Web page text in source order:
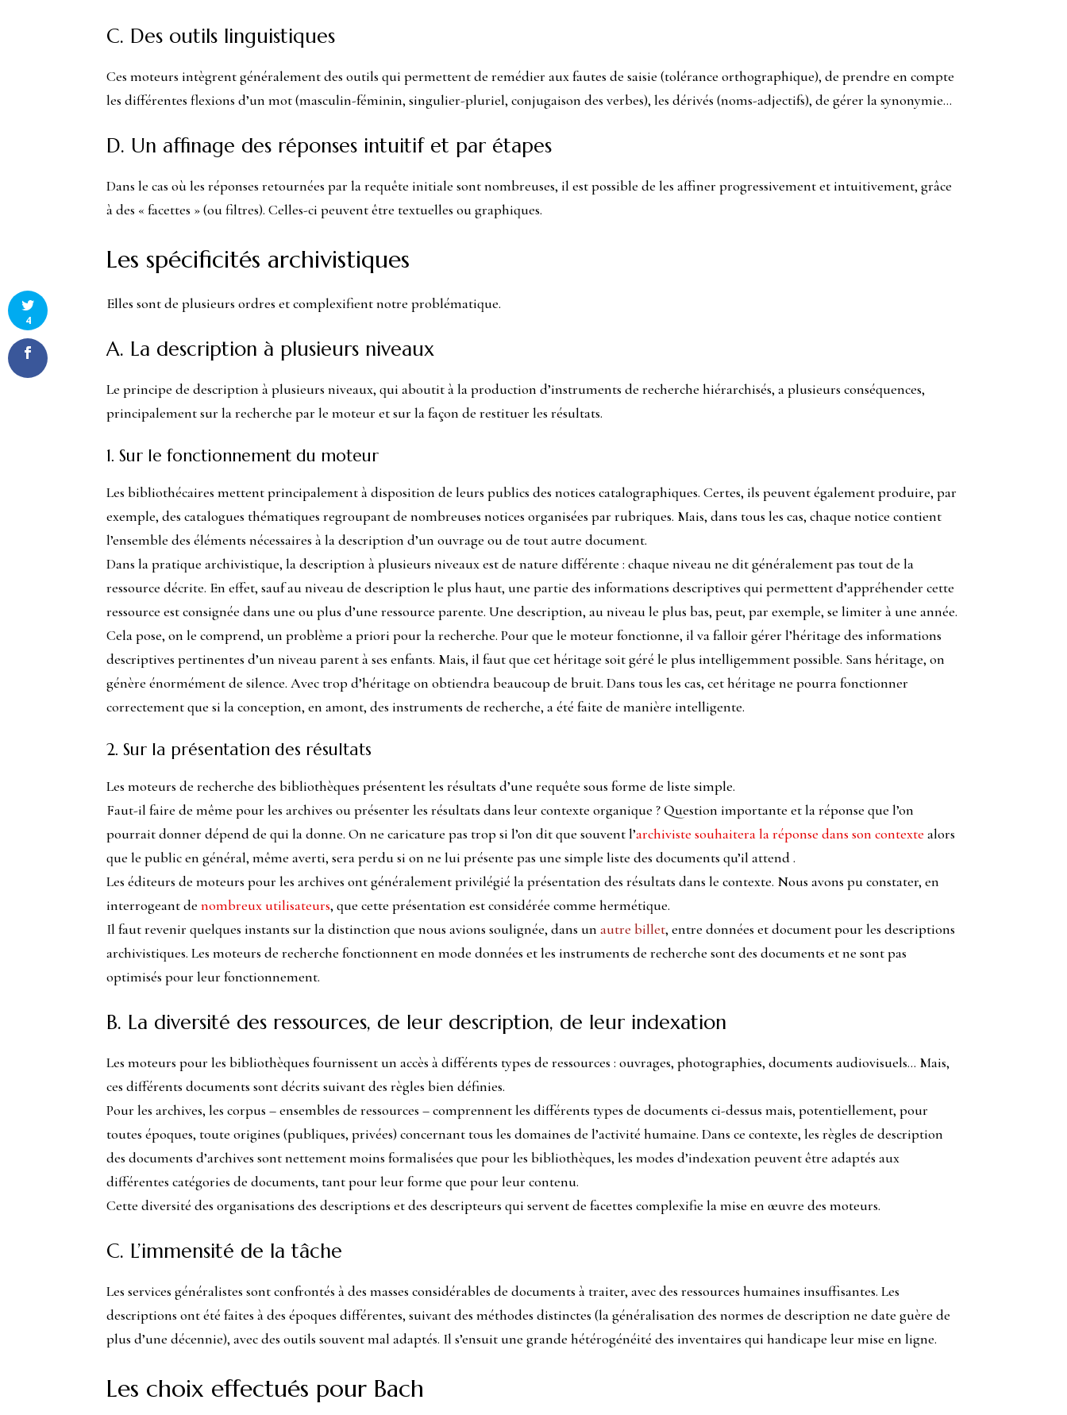
C. Des outils linguistiques
Ces moteurs intègrent généralement des outils qui permettent de remédier aux fautes de saisie (tolérance orthographique), de prendre en compte
les différentes flexions d’un mot (masculin-féminin, singulier-pluriel, conjugaison des verbes), les dérivés (noms-adjectifs), de gérer la synonymie…
D. Un affinage des réponses intuitif et par étapes
Dans le cas où les réponses retournées par la requête initiale sont nombreuses, il est possible de les affiner progressivement et intuitivement, grâce
à des « facettes » (ou filtres). Celles-ci peuvent être textuelles ou graphiques.
Les spécificités archivistiques
Elles sont de plusieurs ordres et complexifient notre problématique.
A. La description à plusieurs niveaux
Le principe de description à plusieurs niveaux, qui aboutit à la production d’instruments de recherche hiérarchisés, a plusieurs conséquences,
principalement sur la recherche par le moteur et sur la façon de restituer les résultats.
1. Sur le fonctionnement du moteur
Les bibliothécaires mettent principalement à disposition de leurs publics des notices catalographiques. Certes, ils peuvent également produire, par
exemple, des catalogues thématiques regroupant de nombreuses notices organisées par rubriques. Mais, dans tous les cas, chaque notice contient
l’ensemble des éléments nécessaires à la description d’un ouvrage ou de tout autre document.
Dans la pratique archivistique, la description à plusieurs niveaux est de nature différente : chaque niveau ne dit généralement pas tout de la
ressource décrite. En effet, sauf au niveau de description le plus haut, une partie des informations descriptives qui permettent d’appréhender cette
ressource est consignée dans une ou plus d’une ressource parente. Une description, au niveau le plus bas, peut, par exemple, se limiter à une année.
Cela pose, on le comprend, un problèmea priori pour la recherche. Pour que le moteur fonctionne, il va falloir gérer l’héritage des informations
descriptives pertinentes d’un niveau parent à ses enfants. Mais, il faut que cet héritage soit géré le plus intelligemment possible. Sans héritage, on
génère énormément de silence. Avec trop d’héritage on obtiendra beaucoup de bruit. Dans tous les cas, cet héritage ne pourra fonctionner
correctement que si la conception, en amont, des instruments de recherche, a été faite de manière intelligente.
2. Sur la présentation des résultats
Les moteurs de recherche des bibliothèques présentent les résultats d’une requête sous forme de liste simple.
Faut-il faire de même pour les archives ou présenter les résultats dans leur contexte organique ? Question importante et la réponse que l’on
pourrait donner dépend de qui la donne. On ne caricature pas trop si l’on dit que souvent l’archiviste souhaitera la réponse dans son contexte alors
que le public en général, même averti, sera perdu si on ne lui présente pas une simple liste des documents qu’il attend .
Les éditeurs de moteurs pour les archives ont généralement privilégié la présentation des résultats dans le contexte. Nous avons pu constater, en
interrogeant denombreux utilisateurs, que cette présentation est considérée comme hermétique.
Il faut revenir quelques instants sur la distinction que nous avions soulignée, dans unautre billet, entre données et document pour les descriptions
archivistiques. Les moteurs de recherche fonctionnent en mode données et les instruments de recherche sont des documents et ne sont pas
optimisés pour leur fonctionnement.
B. La diversité des ressources, de leur description, de leur indexation
Les moteurs pour les bibliothèques fournissent un accès à différents types de ressources : ouvrages, photographies, documents audiovisuels… Mais,
ces différents documents sont décrits suivant des règles bien définies.
Pour les archives, les corpus – ensembles de ressources – comprennent les différents types de documents ci-dessus mais, potentiellement, pour
toutes époques, toute origines (publiques, privées) concernant tous les domaines de l’activité humaine. Dans ce contexte, les règles de description
des documents d’archives sont nettement moins formalisées que pour les bibliothèques, les modes d’indexation peuvent être adaptés aux
différentes catégories de documents, tant pour leur forme que pour leur contenu.
Cette diversité des organisations des descriptions et des descripteurs qui servent de facettes complexifie la mise en œuvre des moteurs.
C. L’immensité de la tâche
Les services généralistes sont confrontés à des masses considérables de documents à traiter, avec des ressources humaines insuffisantes. Les
descriptions ont été faites à des époques différentes, suivant des méthodes distinctes (la généralisation des normes de description ne date guère de
plus d’une décennie), avec des outils souvent mal adaptés. Il s’ensuit une grande hétérogénéité des inventaires qui handicape leur mise en ligne.
Les choix effectués pour Bach
4